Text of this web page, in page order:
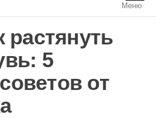
Меню
растянуть
5
от